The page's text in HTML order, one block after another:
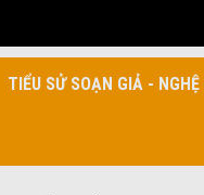
TIỂU SỬ SOẠN GIẢ - NGHỆ